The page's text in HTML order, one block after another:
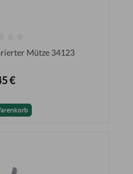
Mütze 34123
€